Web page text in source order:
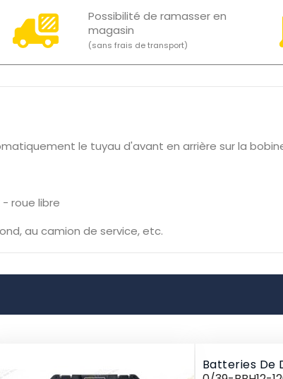
Possibilité de ramasser en
magasin
(sans frais de transport)
le tuyau d'avant en arrière sur la
roue libre
au camion de service, etc.
Batteries De